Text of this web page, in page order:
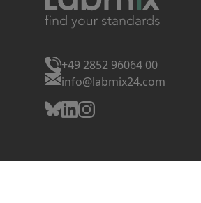
+49 2852 96064 00
info@labmix24.com